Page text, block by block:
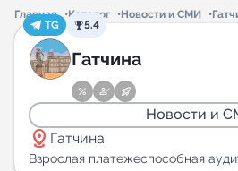
Каталог каналов
Каталог ботов
Горящие предложения
Главная Каталог Новости и СМИ
TG
5.4
Гатчина
Новости и
distance Гатчина
Взрослая платежеспособная